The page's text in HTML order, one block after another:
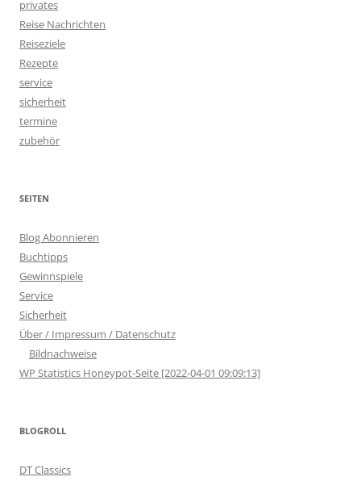
privates
Reise Nachrichten
Reiseziele
Rezepte
service
sicherheit
termine
zubehör
SEITEN
Blog Abonnieren
Buchtipps
Gewinnspiele
Service
Sicherheit
Über / Impressum / Datenschutz
Bildnachweise
WP Statistics Honeypot-Seite [2022-04-01 09:09:13]
BLOGROLL
DT Classics